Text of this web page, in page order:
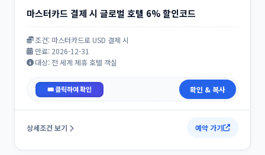
마스터카드 결제 시 글로벌 호텔 6% 할인코드
조건: 마스터카드로 USD 결제 시
만료: 2026-12-31
대상: 전 세계 제휴 호텔 객실
MAP6 확인 & 복사
상세조건 보기 예약 가기